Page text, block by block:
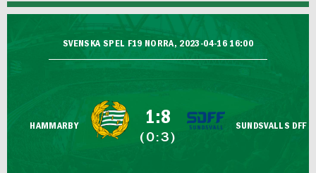
SVENSKA SPEL F19 NORRA, 2023-04-16 16:00
HAMMARBY 1:8
(0:3)
SUNDSVALLS DFF